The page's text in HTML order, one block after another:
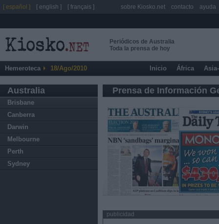
Periódicos de Australia
Toda la prensa de hoy
Hemeroteca 18/Ago/2010 Inicio África
Australia
Brisbane
Canberra
Darwin
Melbourne
Perth
Sydney
Prensa de Información
publicidad
[ español ] [ english ] [ français ] sobre Kiosko.net contacto ayuda